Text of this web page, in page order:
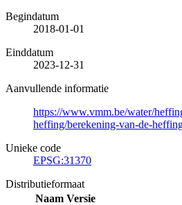
Begindatum
2018-01-01
Einddatum
2023-12-31
Aanvullende informatie
https://www.vmm.be/water/
heffing/berekening-van-de-
Unieke code
EPSG:31370
Distributieformaat
Naam Versie